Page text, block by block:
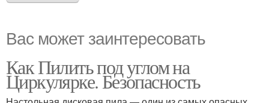
Вас может заинтересовать
Как Пилить под углом на
Циркулярке. Безопасность